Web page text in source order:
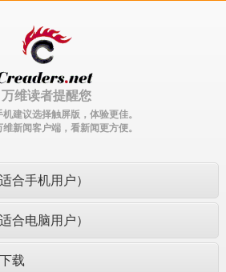
万维读者提醒您
建议选择触屏版，体验更佳。
新闻客户端，看新闻更方便。
合手机用户）
合电脑用户）
载